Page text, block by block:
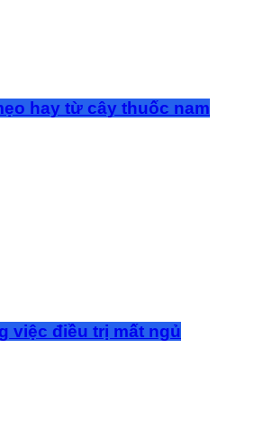
hay từ cây thuốc nam
việc điều trị mất ngủ